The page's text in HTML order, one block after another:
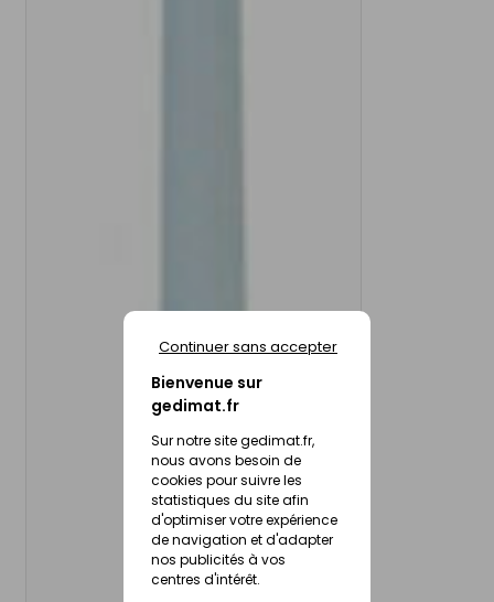
Bienvenue sur
gedimat.fr
Sur notre site gedimat.fr,
nous avons besoin de
cookies pour suivre les
statistiques du site afin
d'optimiser votre expérience
de navigation et d'adapter
nos publicités à vos
centres d'intérêt.
Continuer sans accepter